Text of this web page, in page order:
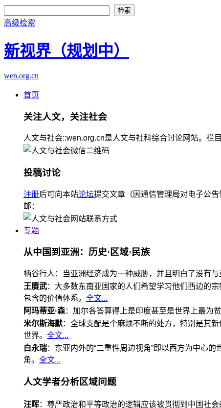
高级检索
新视界（规划中）
wen.org.cn
首页
关注人文，关注社会
人文与社会::wen.org.cn是人文与社科综合讨论网站。栏
投稿讨论
注册后可向本站论坛提交文章（因通信管理局对电子公
邮：
专题
从中国到亚洲：历史·区域·民族
柄谷行人：当亚洲经济成为一种威胁，并且明白了没有
王赓武：大多数东南亚国家的人们希望学习他们西边的
包含的价值体系。 全文...
阿玛蒂亚·森：加尔各答算得上是印度甚至是世界上最为
米尔斯海默：全球支配是个麻烦不断的处方，特别是其
世界。 全文...
白永瑞：东亚内外的“二重性周边视角”即以西方为中心
角。 全文...
人文学者分析区域问题
汪晖：尊严政治和平等政治的逻辑应该被贯彻到中国社